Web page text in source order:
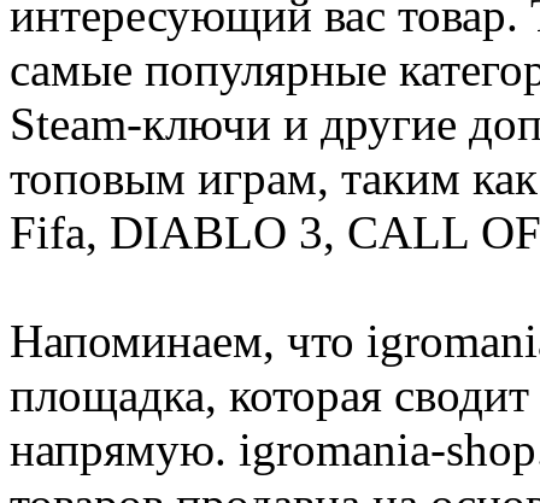
интересующий вас
самые популярные
Steam-ключи и другие
топовым играм, таким
Fifa, DIABLO 3, CALL
Напоминаем, что
площадка, которая
напрямую. igromania-